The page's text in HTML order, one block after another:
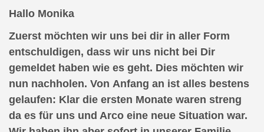
Hallo Monika
Zuerst möchten wir uns bei dir in aller Form
entschuldigen, dass wir uns nicht bei Dir
gemeldet haben wie es geht. Dies möchten wir
nun nachholen. Von Anfang an ist alles bestens
gelaufen: Klar die ersten Monate waren streng
da es für uns und Arco eine neue Situation war.